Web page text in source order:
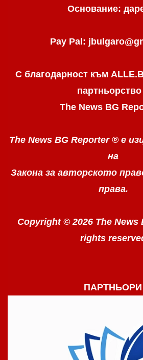
Основание:
Pay Pal:
С благодарност към
партньорство
The News BG
The News BG Reporter ® е
на
Закона за авторското
права.
Copyright © 2026 The News
rights
ПАРТНЬОРИ